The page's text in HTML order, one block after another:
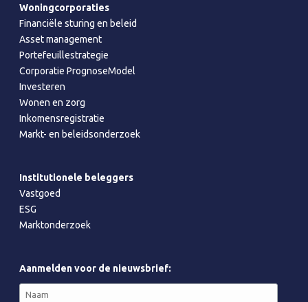
Woningcorporaties
Financiële sturing en beleid
Asset management
Portefeuillestrategie
Corporatie PrognoseModel
Investeren
Wonen en zorg
Inkomensregistratie
Markt- en beleidsonderzoek
Institutionele beleggers
Vastgoed
ESG
Marktonderzoek
Aanmelden voor de nieuwsbrief: